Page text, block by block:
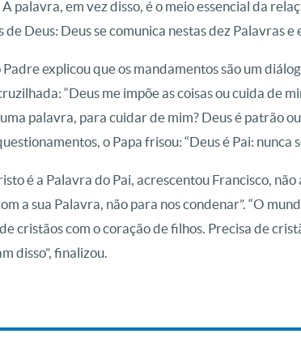
palavra, em vez disso, é o meio essencial da
de Deus: Deus se comunica nestas dez Palavras e
Padre explicou que os mandamentos são um
“Deus me impõe as coisas ou cuida de
palavra, para cuidar de mim? Deus é patrão
o Papa frisou: “Deus é Pai: nunca
é a Palavra do Pai, acrescentou Francisco,
a sua Palavra, não para nos condenar”. “O
cristãos com o coração de filhos. Precisa de
disso”, finalizou.